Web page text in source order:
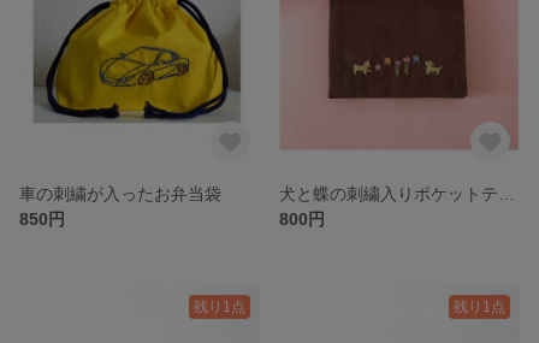
車の刺繍が入ったお弁当袋
850円
800円
残り1点 残り1点